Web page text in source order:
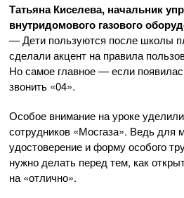
Татьяна Киселева, начальник
внутридомового газового
— Дети пользуются после школы
сделали акцент на правила
Но самое главное — если
звонить «04».
Особое внимание на уроке
сотрудников «Мосгаза». Ведь для
удостоверение и форму особого
нужно делать перед тем, как
на «отлично».